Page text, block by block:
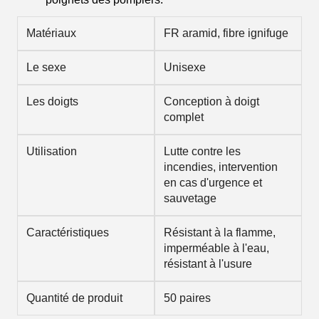
Matériaux FR aramid, fibre ignifuge
Le sexe Unisexe
Les doigts
Conception à doigt
complet
Utilisation
Lutte contre les
incendies, intervention
en cas d'urgence et
sauvetage
Caractéristiques
Résistant à la flamme,
imperméable à l'eau,
résistant à l'usure
Quantité de produit 50 paires